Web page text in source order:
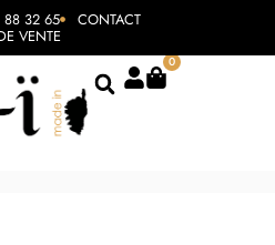
32 65 CONTACT
VENTE
0